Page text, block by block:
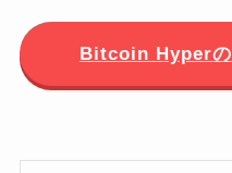
Bitcoin Hyperの